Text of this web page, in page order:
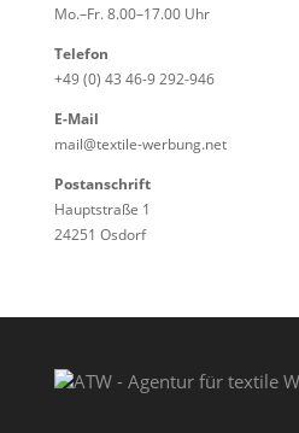
Mo.–Fr. 8.00–17.00 Uhr
Telefon
+49 (0) 43 46-9 292-946
E-Mail
mail@textile-werbung.net
Postanschrift
Hauptstraße 1
24251 Osdorf